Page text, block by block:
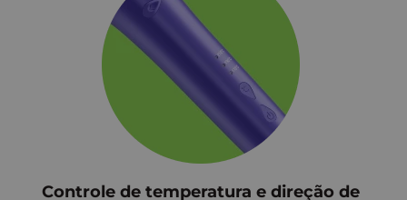
Controle de temperatura e direção de